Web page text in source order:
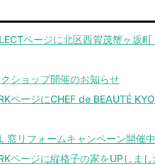
ページに北区西賀茂蟹ヶ坂
クショップ開催のお知らせ
ページにCHEF de BEAUTÉ
窓リフォームキャンペーン開催中
ページに縦格子の家をUPしまし